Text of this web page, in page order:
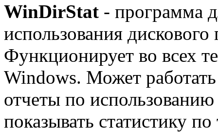
WinDirStat - программа
использования
Функционирует во всех
Windows. Может
отчеты по использованию
показывать статистику